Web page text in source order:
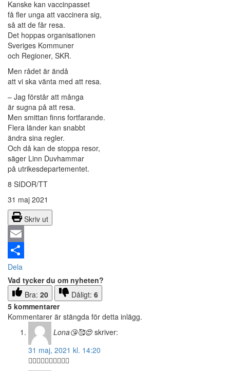
Kanske kan vaccinpasset
få fler unga att vaccinera sig,
så att de får resa.
Det hoppas organisationen
Sveriges Kommuner
och Regioner, SKR.
Men rådet är ändå
att vi ska vänta med att resa.
– Jag förstår att många
är sugna på att resa.
Men smittan finns fortfarande.
Flera länder kan snabbt
ändra sina regler.
Och då kan de stoppa resor,
säger Linn Duvhammar
på utrikesdepartementet.
8 SIDOR/TT
31 maj 2021
Skriv ut
Email
Dela
Vad tycker du om nyheten?
Bra: 20 Dåligt: 6
5 kommentarer
Kommentarer är stängda för detta inlägg.
Lona😘🥰😍 skriver:
31 maj, 2021 kl. 14:20
❤️‍🔥❤️‍🔥❤️‍🔥❤️‍🔥❤️‍🔥